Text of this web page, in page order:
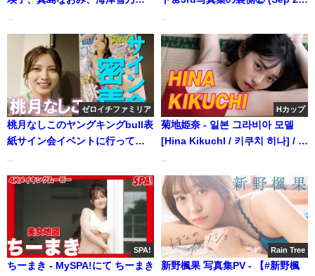
月15日） | 週プレChannel【集
英社 週刊プレイボーイ公式】さ
んより
間美瑠】さんより
ゼロイチファミリア
桃月なしこのヤングキングbull表
紙サイン会イベントに行ってみ
Hカップ
菊地姫奈 - 일본 그라비아 모델
[Hina Kikuchl / 키쿠치 히나] / 日
2022) | 선데이 그라비아さんより
SPA!
ちーまき - MySPA!にて ちーまき
Rain Tree
新野楓果 写真集PV - 【#新野楓